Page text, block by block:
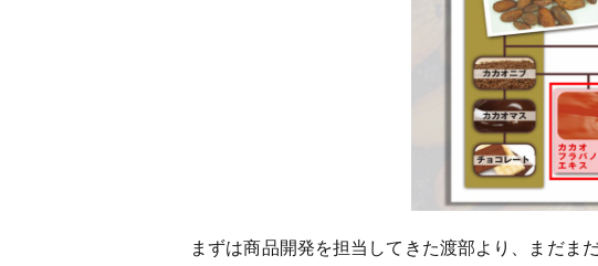
まずは商品開発を担当してきた渡部より、まだま